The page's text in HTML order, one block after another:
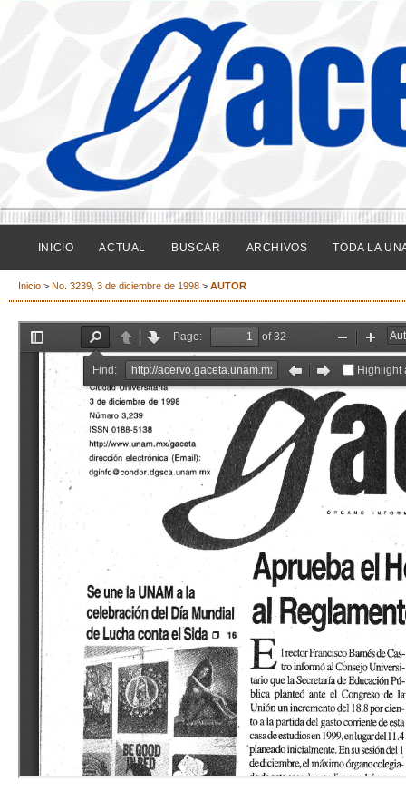
INICIO ACTUAL BUSCAR ARCHIVOS TODA LA
Inicio > No. 3239, 3 de diciembre de 1998 > AUTOR